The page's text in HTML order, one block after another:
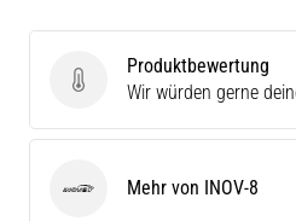
Produktbewertung
Produktbewertung
Wir würden gerne
INOV-8Mehr von INOV-8